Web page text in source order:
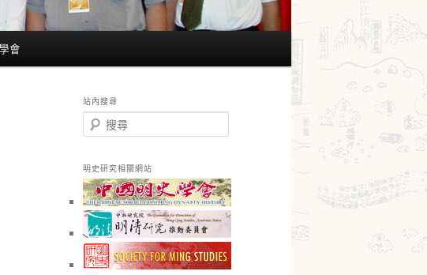
會
站內搜尋
搜
尋
明史研究相關網站